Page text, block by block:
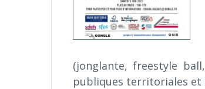
(jonglante, freestyle
publiques territoriales et